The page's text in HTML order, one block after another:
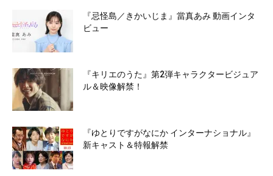
『忌怪島／きかいじま』當真あみ 動画インタ
ビュー
『キリエのうた』第2弾キャラクタービジュア
ル＆映像解禁！
『ゆとりですがなにか インターナショナル』
新キャスト＆特報解禁